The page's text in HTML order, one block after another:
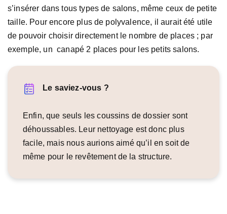
s’insérer dans tous types de salons, même ceux de petite
taille. Pour encore plus de polyvalence, il aurait été utile
de pouvoir choisir directement le nombre de places ; par
exemple, un canapé 2 places pour les petits salons.
Le saviez-vous ?
Enfin, que seuls les coussins de dossier sont
déhoussables. Leur nettoyage est donc plus
facile, mais nous aurions aimé qu’il en soit de
même pour le revêtement de la structure.